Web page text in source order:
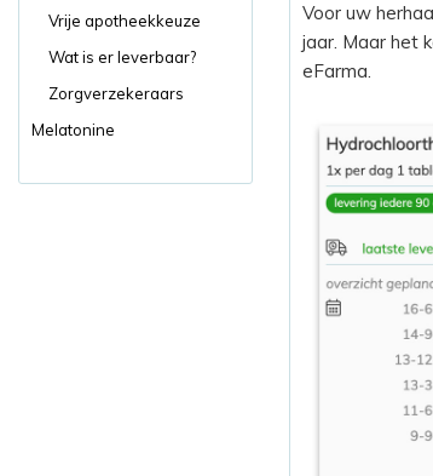
Vrije apotheekkeuze
Wat is er leverbaar?
Zorgverzekeraars
Melatonine
Voor uw
jaar. Maar het
eFarma.